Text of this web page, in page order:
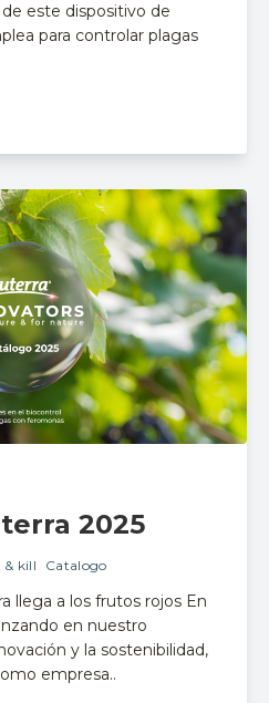
este dispositivo de
para controlar plagas
2025
kill Catalogo
llega a los frutos rojos En
en nuestro
y la sostenibilidad,
empresa..